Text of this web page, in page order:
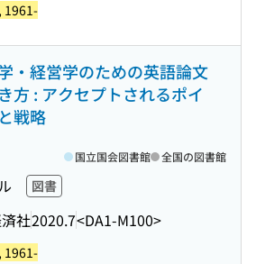
1961-
・経営学のための英語論文
方 : アクセプトされるポイ
戦略
図書
社2020.7<DA1-M100>
国立国会図書館 全国の図書館
1961-